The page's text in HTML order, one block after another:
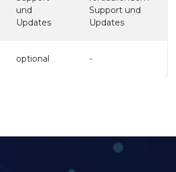
und
Updates
Support und
Updates
optional -